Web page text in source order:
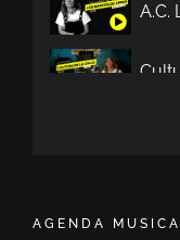
A.C.
AGENDA